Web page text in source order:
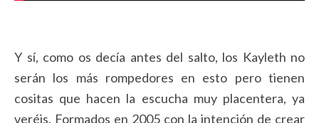
Y sí, como os decía antes del salto, los Kayleth no
serán los más rompedores en esto pero tienen
cositas que hacen la escucha muy placentera, ya
veréis. Formados en 2005 con la intención de crear